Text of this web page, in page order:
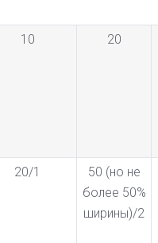
10 20
20/1
50 (но не
более 50%
ширины)/2